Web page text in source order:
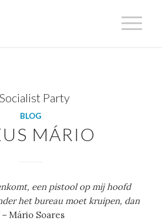
Socialist Party
BLOG
MÁRIO
een pistool op mij hoofd
het bureau moet kruipen, dan
Mário Soares